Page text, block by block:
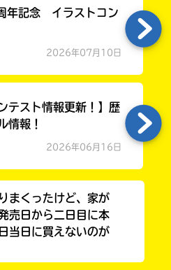
年記念 イラストコン
2026年07月10日
スト情報更新！】歴
情報！
2026年06月16日
まくったけど、家が
売日から二日目に本
当日に買えないのが